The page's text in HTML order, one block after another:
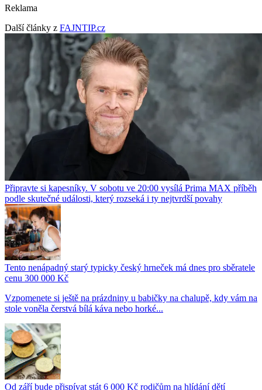
Reklama
Další články z FAJNTIP.cz
Připravte si kapesníky. V sobotu ve 20:00 vysílá Prima MAX příběh
podle skutečné události, který rozseká i ty nejtvrdší povahy
Tento nenápadný starý typicky český hrneček má dnes pro sběratele
cenu 300 000 Kč
Vzpomenete si ještě na prázdniny u babičky na chalupě, kdy vám na
stole voněla čerstvá bílá káva nebo horké...
Od září bude přispívat stát 6 000 Kč rodičům na hlídání dětí